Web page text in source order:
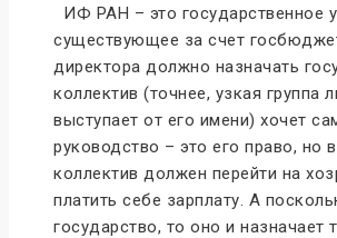
ИФ РАН – это государственное
существующее за счет
директора должно назначать
коллектив (точнее, узкая группа
выступает от его имени) хочет
руководство – это его право, но
коллектив должен перейти на
платить себе зарплату. А
государство, то оно и назначает